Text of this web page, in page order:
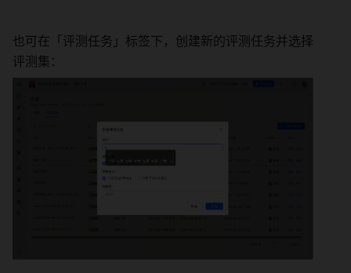
也可在「评测任务」标签下，创建新的评测任务并选择
评测集：